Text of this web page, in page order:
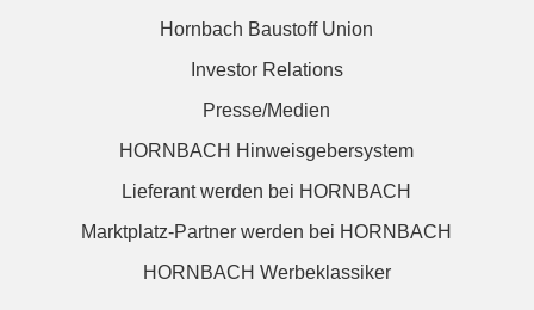
Hornbach Baustoff Union
Investor Relations
Presse/Medien
HORNBACH Hinweisgebersystem
Lieferant werden bei HORNBACH
Marktplatz-Partner werden bei HORNBACH
HORNBACH Werbeklassiker